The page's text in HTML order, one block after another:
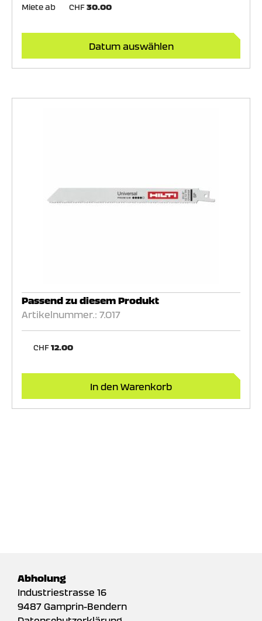
Miete ab CHF30.00
Datum auswählen
Passend zu diesem Produkt
Artikelnummer.: 7.017
CHF12.00
In den Warenkorb
Abholung
Industriestrasse 16
9487 Gamprin-Bendern